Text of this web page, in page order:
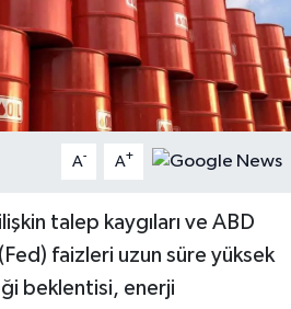
A- A+
talep kaygıları ve ABD
faizleri uzun süre yüksek
beklentisi, enerji